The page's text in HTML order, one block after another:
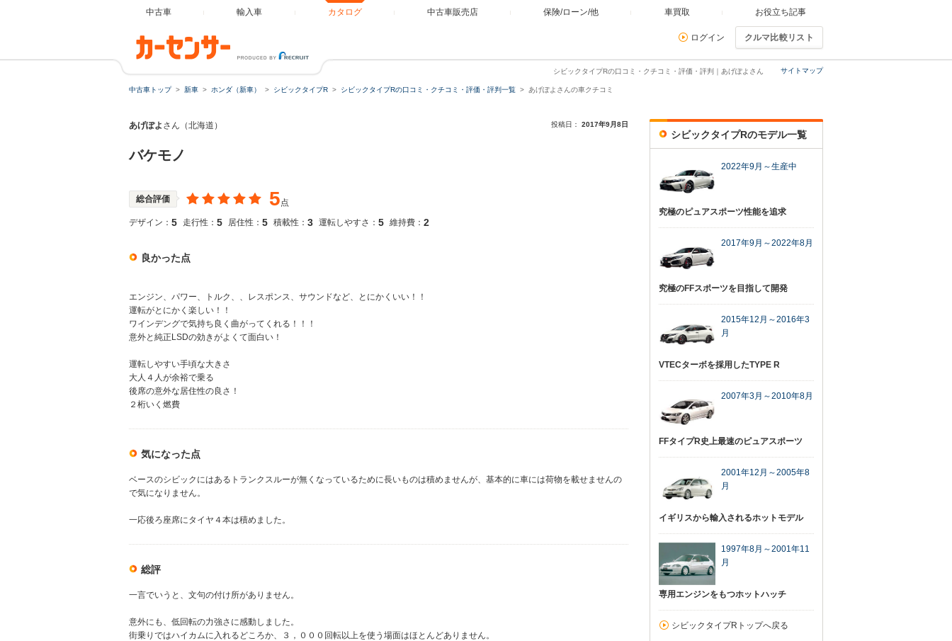
中古車 輸入車 カタログ 中古車販売店 保険/ローン/他 車買取 お役立ち記事
ログイン クルマ比較リスト
サイトマップ
シビックタイプRの口コミ・クチコミ・評価・評判｜あげぽよさん
中古車トップ 新車 ホンダ（新車） シビックタイプR シビックタイプRの口コミ・クチコミ・評価・評判一覧 あげぽよさんの車クチコミ
あげぽよ さん（北海道） 投稿日： 2017年9月8日
バケモノ
総合評価 5点
デザイン： 5 走行性： 5 居住性： 5 積載性： 3 運転しやすさ： 5 維持費： 2
良かった点
エンジン、パワー、トルク、、レスポンス、サウンドなど、とにかくいい！！
運転がとにかく楽しい！！
ワインデングで気持ち良く曲がってくれる！！！
意外と純正LSDの効きがよくて面白い！
運転しやすい手頃な大きさ
大人４人が余裕で乗る
後席の意外な居住性の良さ！
２桁いく燃費
気になった点
ベースのシビックにはあるトランクスルーが無くなっているために長いものは積めませんが、基本的に車には荷物を載せませんの
で気になりません。
一応後ろ座席にタイヤ４本は積めました。
総評
一言でいうと、文句の付け所がありません。
意外にも、低回転の力強さに感動しました。
街乗りではハイカムに入れるどころか、３，０００回転以上を使う場面はほとんどありません。
シビックタイプRのモデル一覧
2022年9月～生産中
究極のピュアスポーツ性能を追求
2017年9月～2022年8月
究極のFFスポーツを目指して開発
2015年12月～2016年3
月
VTECターボを採用したTYPE R
2007年3月～2010年8月
FFタイプR史上最速のピュアスポーツ
2001年12月～2005年8
月
イギリスから輸入されるホットモデル
1997年8月～2001年11
月
専用エンジンをもつホットハッチ
シビックタイプRトップへ戻る